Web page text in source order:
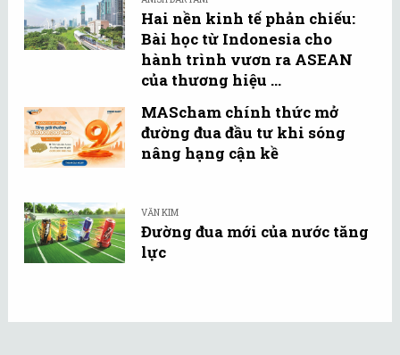
Hai nền kinh tế phản chiếu:
Bài học từ Indonesia cho
hành trình vươn ra ASEAN
của thương hiệu ...
MAScham chính thức mở
đường đua đầu tư khi sóng
nâng hạng cận kề
VĂN KIM
Đường đua mới của nước tăng
lực